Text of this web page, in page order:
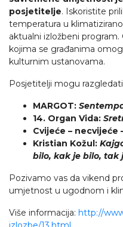
posjetitelje. Iskoristite
temperatura u
aktualni izložbeni
kojima se građanima
kulturnim ustanovama.
Posjetitelji mogu
MARGOT:
14. Organ Vida:
Cvijeće – necvijeće
Kristian Kožul:
bilo, kak je bilo, tak
Pozivamo vas da vikend
umjetnost u ugodnom i
Više informacija: http://